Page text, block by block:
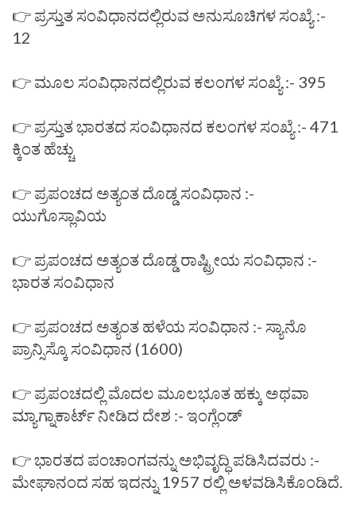
👉 ಪ್ರಸ್ತುತ ಸಂವಿಧಾನದಲ್ಲಿರುವ ಅನುಸೂಚಿಗಳ ಸಂಖ್ಯೆ :-
12
👉 ಮೂಲ ಸಂವಿಧಾನದಲ್ಲಿರುವ ಕಲಂಗಳ ಸಂಖ್ಯೆ :- 395
👉 ಪ್ರಸ್ತುತ ಭಾರತದ ಸಂವಿಧಾನದ ಕಲಂಗಳ ಸಂಖ್ಯೆ :- 471
ಕ್ಕಿಂತ ಹೆಚ್ಚು
👉 ಪ್ರಪಂಚದ ಅತ್ಯಂತ ದೊಡ್ಡ ಸಂವಿಧಾನ :-
ಯುಗೊಸ್ಲಾವಿಯ
👉 ಪ್ರಪಂಚದ ಅತ್ಯಂತ ದೊಡ್ಡ ರಾಷ್ಟ್ರೀಯ ಸಂವಿಧಾನ :-
ಭಾರತ ಸಂವಿಧಾನ
👉 ಪ್ರಪಂಚದ ಅತ್ಯಂತ ಹಳೆಯ ಸಂವಿಧಾನ :- ಸ್ಯಾನೊ
ಪ್ರಾನ್ಸಿಸ್ಕೊ ಸಂವಿಧಾನ (1600)
👉 ಪ್ರಪಂಚದಲ್ಲಿ ಮೊದಲ ಮೂಲಭೂತ ಹಕ್ಕು ಅಥವಾ
ಮ್ಯಾಗ್ನಾಕಾರ್ಟ್ ನೀಡಿದ ದೇಶ :- ಇಂಗ್ಲೆಂಡ್
👉 ಭಾರತದ ಪಂಚಾಂಗವನ್ನು ಅಭಿವೃದ್ಧಿ ಪಡಿಸಿದವರು :-
ಮೇಘಾನಂದ ಸಹ ಇದನ್ನು 1957 ರಲ್ಲಿ ಅಳವಡಿಸಿಕೊಂಡಿದೆ.